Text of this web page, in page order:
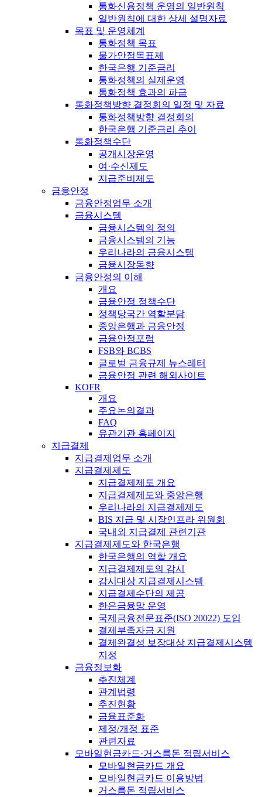
통화신용정책 운영의 일반원칙
일반원칙에 대한 상세 설명자료
목표 및 운영체계
통화정책 목표
물가안정목표제
한국은행 기준금리
통화정책의 실제운영
통화정책 효과의 파급
통화정책방향 결정회의 일정 및 자료
통화정책방향 결정회의
한국은행 기준금리 추이
통화정책수단
공개시장운영
여·수신제도
지급준비제도
금융안정
금융안정업무 소개
금융시스템
금융시스템의 정의
금융시스템의 기능
우리나라의 금융시스템
금융시장동향
금융안정의 이해
개요
금융안정 정책수단
정책당국간 역할분담
중앙은행과 금융안정
금융안정포럼
FSB와 BCBS
글로벌 금융규제 뉴스레터
금융안정 관련 해외사이트
KOFR
개요
주요논의결과
FAQ
유관기관 홈페이지
지급결제
지급결제업무 소개
지급결제제도
지급결제제도 개요
지급결제제도와 중앙은행
우리나라의 지급결제제도
BIS 지급 및 시장인프라 위원회
국내외 지급결제 관련기관
지급결제제도와 한국은행
한국은행의 역할 개요
지급결제제도의 감시
감시대상 지급결제시스템
지급결제수단의 제공
한은금융망 운영
국제금융전문표준(ISO 20022) 도입
결제부족자금 지원
결제완결성 보장대상 지급결제시스템
지정
금융정보화
추진체계
관계법령
추진현황
금융표준화
제정/개정 표준
관련자료
모바일현금카드·거스름돈 적립서비스
모바일현금카드 개요
모바일현금카드 이용방법
거스름돈 적립서비스